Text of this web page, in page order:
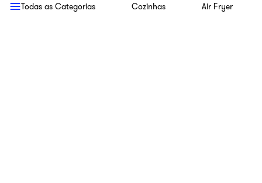
Todas as Categorias Cozinhas Air Fryer